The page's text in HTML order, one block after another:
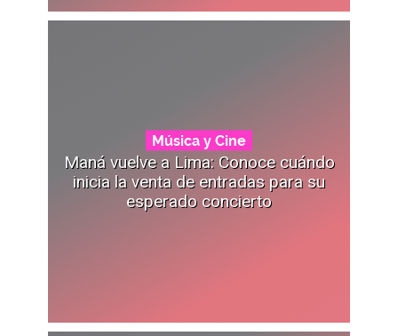
Música y Cine
Maná vuelve a Lima: Conoce cuándo
inicia la venta de entradas para su
esperado concierto